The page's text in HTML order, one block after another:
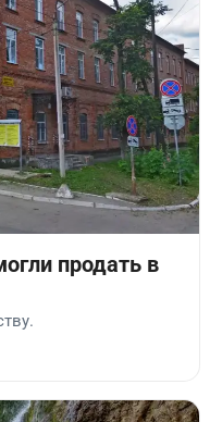
продать в